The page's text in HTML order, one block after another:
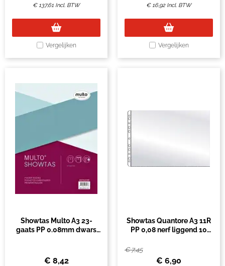
€137,61 Incl. BTW
Vergelijken
€16,92 Incl. BTW
Vergelijken
Showtas Multo A3 23-
gaats PP 0.08mm dwars
€ 8,42
Showtas Quantore A3 11R
PP 0,08 nerf liggend 10
€7,45
€ 6,90